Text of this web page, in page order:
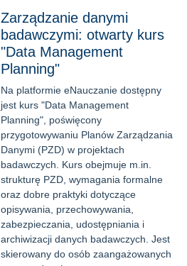
Zarządzanie danymi
badawczymi: otwarty kurs
"Data Management
Planning"
Na platformie eNauczanie dostępny
jest kurs "Data Management
Planning", poświęcony
przygotowywaniu Planów Zarządzania
Danymi (PZD) w projektach
badawczych. Kurs obejmuje m.in.
strukturę PZD, wymagania formalne
oraz dobre praktyki dotyczące
opisywania, przechowywania,
zabezpieczania, udostępniania i
archiwizacji danych badawczych. Jest
skierowany do osób zaangażowanych